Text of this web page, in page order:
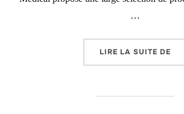
…
LIRE LA SUITE DE